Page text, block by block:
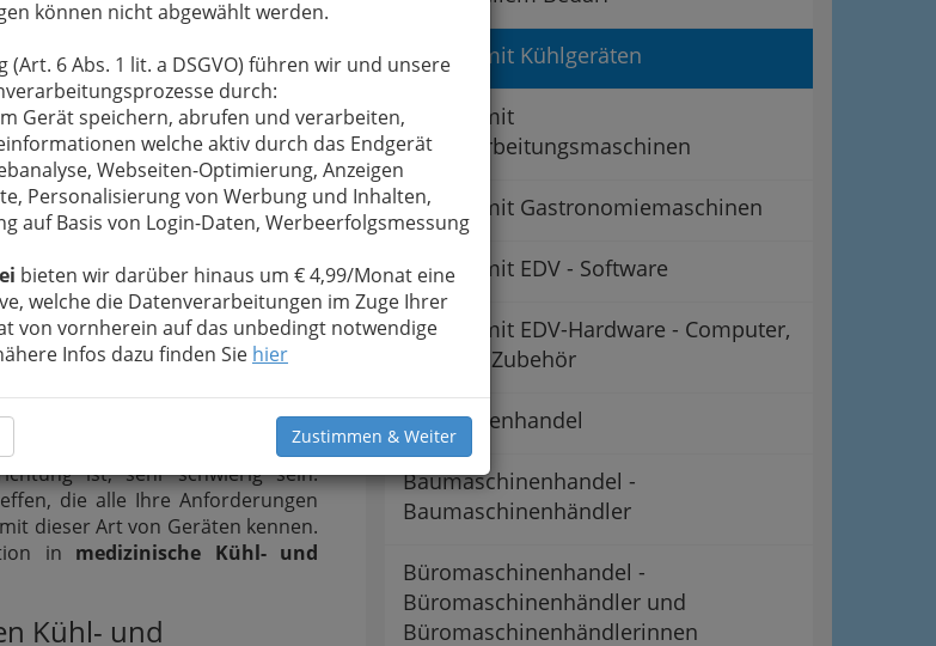
können nicht abgewählt werden.
6 Abs. 1 lit. a DSGVO) führen wir und unsere
durch:
Gerät speichern, abrufen und verarbeiten,
welche aktiv durch das Endgerät
Webseiten-Optimierung, Anzeigen
Personalisierung von Werbung und Inhalten,
auf Basis von Login-Daten, Werbeerfolgsmessung
bieten wir darüber hinaus um € 4,99/Monat eine
welche die Datenverarbeitungen im Zuge Ihrer
von vornherein auf das unbedingt notwendige
Infos dazu finden Sie hier
Zustimmen & Weiter
und andere Gegenstände
erhalten. Bei der Vielzahl an
Markt erhältlich sind, kann die
ist, sehr schwierig sein.
die alle Ihre Anforderungen
dieser Art von Geräten kennen.
in medizinische Kühl- und
Kühl- und
Handel mit Kühlgeräten
Handel mit
Holzbearbeitungsmaschinen
Handel mit Gastronomiemaschinen
Handel mit EDV - Software
Handel mit EDV-Hardware - Computer,
PCs und Zubehör
Automatenhandel
Baumaschinenhandel -
Baumaschinenhändler
Büromaschinenhandel -
Büromaschinenhändler und
Büromaschinenhändlerinnen